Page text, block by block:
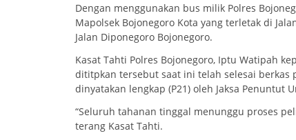
Dengan menggunakan bus milik Polres
Mapolsek Bojonegoro Kota yang terletak di
Jalan Diponegoro Bojonegoro.
Kasat Tahti Polres Bojonegoro, Iptu Watipah
dititpkan tersebut saat ini telah selesai berkas
dinyatakan lengkap (P21) oleh Jaksa Penuntut
“Seluruh tahanan tinggal menunggu proses
terang Kasat Tahti.